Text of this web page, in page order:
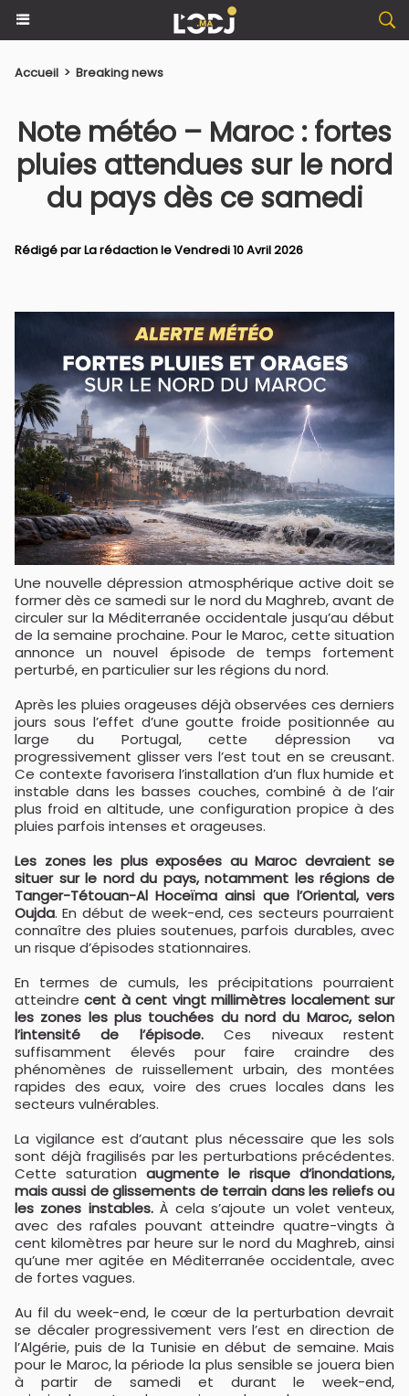
Accueil > Breaking news
​Note météo – Maroc : fortes
pluies attendues sur le nord
du pays dès ce samedi
Rédigé par La rédaction le Vendredi 10 Avril 2026
Une nouvelle dépression atmosphérique active doit se
former dès ce samedi sur le nord du Maghreb, avant de
circuler sur la Méditerranée occidentale jusqu’au début
de la semaine prochaine. Pour le Maroc, cette situation
annonce un nouvel épisode de temps fortement
perturbé, en particulier sur les régions du nord.
Après les pluies orageuses déjà observées ces derniers
jours sous l’effet d’une goutte froide positionnée au
large du Portugal, cette dépression va
progressivement glisser vers l’est tout en se creusant.
Ce contexte favorisera l’installation d’un flux humide et
instable dans les basses couches, combiné à de l’air
plus froid en altitude, une configuration propice à des
pluies parfois intenses et orageuses.
Les zones les plus exposées au Maroc devraient se
situer sur le nord du pays, notamment les régions de
Tanger-Tétouan-Al Hoceïma ainsi que l’Oriental, vers
Oujda. En début de week-end, ces secteurs pourraient
connaître des pluies soutenues, parfois durables, avec
un risque d’épisodes stationnaires.
En termes de cumuls, les précipitations pourraient
atteindrecent à cent vingt millimètres localement sur
les zones les plus touchées du nord du Maroc, selon
l’intensité de l’épisode.Ces niveaux restent
suffisamment élevés pour faire craindre des
phénomènes de ruissellement urbain, des montées
rapides des eaux, voire des crues locales dans les
secteurs vulnérables.
La vigilance est d’autant plus nécessaire que les sols
sont déjà fragilisés par les perturbations précédentes.
Cette saturation augmente le risque d’inondations,
mais aussi de glissements de terrain dans les reliefs ou
les zones instables.À cela s’ajoute un volet venteux,
avec des rafales pouvant atteindre quatre-vingts à
cent kilomètres par heure sur le nord du Maghreb, ainsi
qu’une mer agitée en Méditerranée occidentale, avec
de fortes vagues.
Au fil du week-end, le cœur de la perturbation devrait
se décaler progressivement vers l’est en direction de
l’Algérie, puis de la Tunisie en début de semaine. Mais
pour le Maroc, la période la plus sensible se jouera bien
à partir de samedi et durant le week-end,